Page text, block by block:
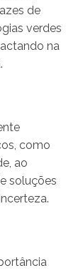
de
verdes
na
como
ao
soluções